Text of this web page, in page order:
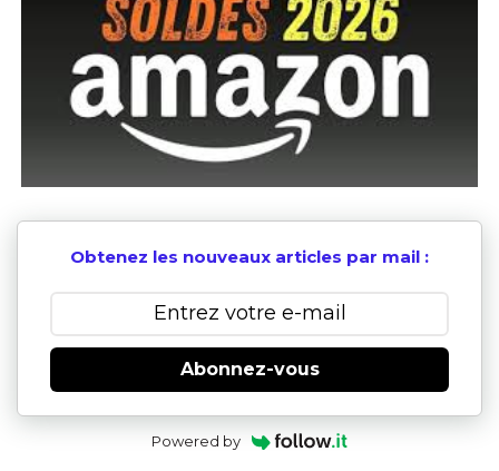
Obtenez les nouveaux articles par mail :
Abonnez-vous
Powered by